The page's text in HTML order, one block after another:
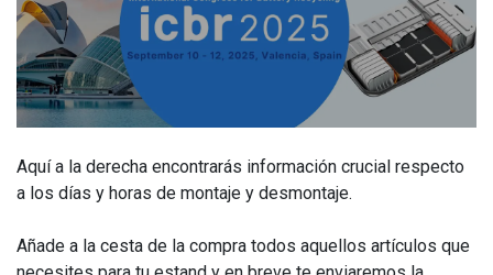
ICBR 2025
Aquí a la derecha encontrarás información crucial respecto
a los días y horas de montaje y desmontaje.
Añade a la cesta de la compra todos aquellos artículos que